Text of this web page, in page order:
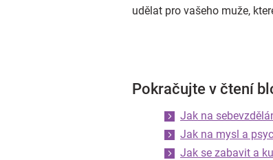
udělat pro vašeho muže,
Pokračujte v čtení
Jak na
Jak na mysl a
Jak se zabavit a